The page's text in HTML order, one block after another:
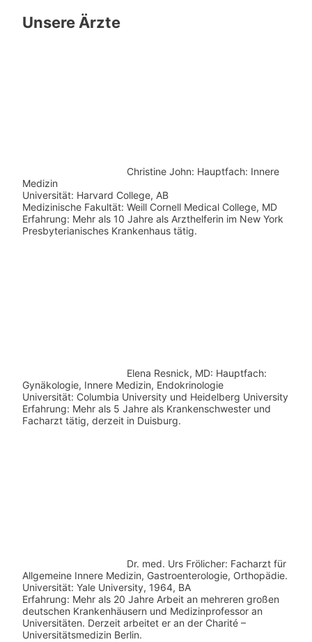
Unsere Ärzte
Christine John: Hauptfach: Innere
Medizin
Universität: Harvard College, AB
Medizinische Fakultät: Weill Cornell Medical College, MD
Erfahrung: Mehr als 10 Jahre als Arzthelferin im New York
Presbyterianisches Krankenhaus tätig.
Elena Resnick, MD: Hauptfach:
Gynäkologie, Innere Medizin, Endokrinologie
Universität: Columbia University und Heidelberg University
Erfahrung: Mehr als 5 Jahre als Krankenschwester und
Facharzt tätig, derzeit in Duisburg.
Dr. med. Urs Frölicher: Facharzt für
Allgemeine Innere Medizin, Gastroenterologie, Orthopädie.
Universität: Yale University, 1964, BA
Erfahrung: Mehr als 20 Jahre Arbeit an mehreren großen
deutschen Krankenhäusern und Medizinprofessor an
Universitäten. Derzeit arbeitet er an der Charité –
Universitätsmedizin Berlin.